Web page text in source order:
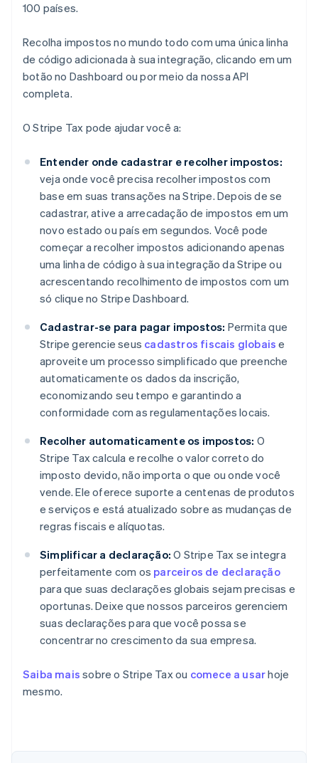
100 países.
Recolha impostos no mundo todo com uma única linha
de código adicionada à sua integração, clicando em um
botão no Dashboard ou por meio da nossa API
completa.
O Stripe Tax pode ajudar você a:
Entender onde cadastrar e recolher impostos:
veja onde você precisa recolher impostos com
base em suas transações na Stripe. Depois de se
cadastrar, ative a arrecadação de impostos em um
novo estado ou país em segundos. Você pode
começar a recolher impostos adicionando apenas
uma linha de código à sua integração da Stripe ou
acrescentando recolhimento de impostos com um
só clique no Stripe Dashboard.
Cadastrar-se para pagar impostos: Permita que
Stripe gerencie seus cadastros fiscais globais e
aproveite um processo simplificado que preenche
automaticamente os dados da inscrição,
economizando seu tempo e garantindo a
conformidade com as regulamentações locais.
Recolher automaticamente os impostos: O
Stripe Tax calcula e recolhe o valor correto do
imposto devido, não importa o que ou onde você
vende. Ele oferece suporte a centenas de produtos
e serviços e está atualizado sobre as mudanças de
regras fiscais e alíquotas.
Simplificar a declaração: O Stripe Tax se integra
perfeitamente com os parceiros de declaração
para que suas declarações globais sejam precisas e
oportunas. Deixe que nossos parceiros gerenciem
suas declarações para que você possa se
concentrar no crescimento da sua empresa.
Saiba mais sobre o Stripe Tax ou comece a usarhoje
mesmo.